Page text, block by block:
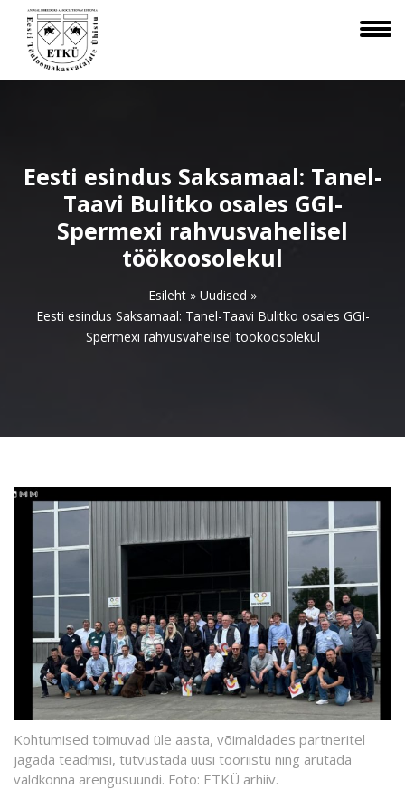
Eesti esindus Saksamaal: Tanel-
Taavi Bulitko osales GGI-
Spermexi rahvusvahelisel
töökoosolekul
Esileht » Uudised »
Eesti esindus Saksamaal: Tanel-Taavi Bulitko osales GGI-
Spermexi rahvusvahelisel töökoosolekul
Kohtumised toimuvad üle aasta, võimaldades partneritel
jagada teadmisi, tutvustada uusi tööriistu ning arutada
valdkonna arengusuundi. Foto: ETKÜ arhiiv.